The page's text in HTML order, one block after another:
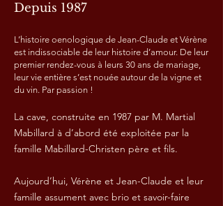
Depuis 1987
L’histoire oenologique de Jean-Claude et Vérène
est indissociable de leur histoire d’amour. De leur
premier rendez-vous à leurs 30 ans de mariage,
leur vie entière s’est nouée autour de la vigne et
du vin. Par passion !
La cave, construite en 1987 par M. Martial
Mabillard à d’abord été exploitée par la
famille Mabillard-Christen père et fils.
Aujourd’hui, Vérène et Jean-Claude et leur
famille assument avec brio et savoir-faire